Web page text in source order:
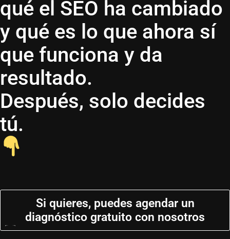
qué el SEO ha cambiado
y qué es lo que ahora sí
que funciona y da
resultado.
Después, solo decides
tú.
Si quieres, puedes agendar un
diagnóstico gratuito con nosotros